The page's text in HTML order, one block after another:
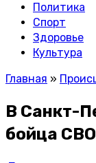
Политика
Спорт
Здоровье
Культура
Главная »
В Санкт-
бойца СВО